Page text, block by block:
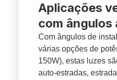
Aplicações
com ângulos
Com ângulos de
várias opções de
150W), estas luzes
auto-estradas,